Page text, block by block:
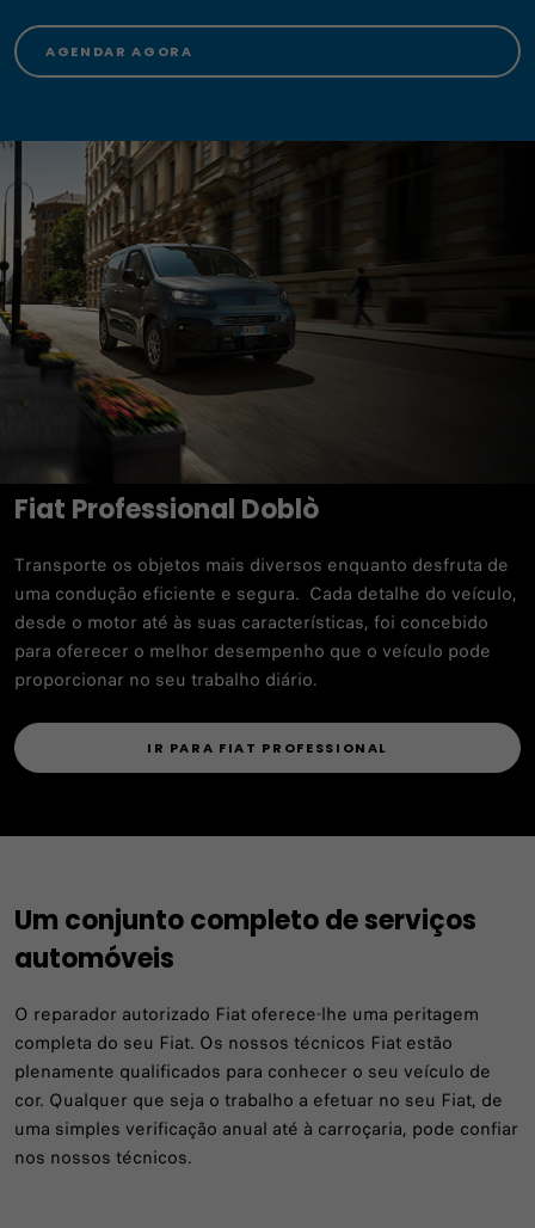
AGENDAR AGORA
Fiat Professional Doblò​
Transporte os objetos mais diversos enquanto desfruta de
uma condução eficiente e segura. Cada detalhe do veículo,
desde o motor até às suas características, foi concebido
para oferecer o melhor desempenho que o veículo pode
proporcionar no seu trabalho diário.
IR PARA FIAT PROFESSIONAL
Um conjunto completo de serviços
automóveis
O reparador autorizado Fiat oferece-lhe uma peritagem
completa do seu Fiat. Os nossos técnicos Fiat estão
plenamente qualificados para conhecer o seu veículo de
cor. Qualquer que seja o trabalho a efetuar no seu Fiat, de
uma simples verificação anual até à carroçaria, pode confiar
nos nossos técnicos.